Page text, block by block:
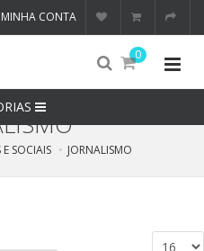
MINHA CONTA
0
SOCIAIS JORNALISMO